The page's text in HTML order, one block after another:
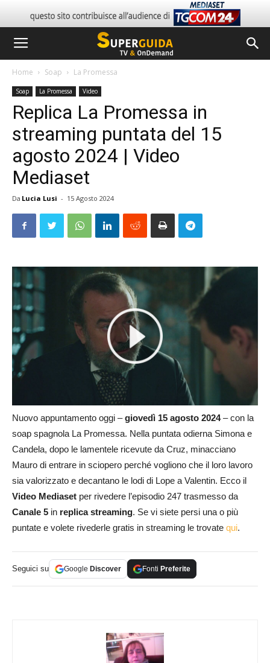
Home Soap La Promessa
Soap La Promessa Video
Replica La Promessa in
streaming puntata del 15
agosto 2024 | Video
Mediaset
Da Lucia Lusi - 15 Agosto 2024
Nuovo appuntamento oggi –giovedì 15 agosto 2024– con la
soap spagnola La Promessa. Nella puntata odierna Simona e
Candela, dopo le lamentele ricevute da Cruz, minacciano
Mauro di entrare in sciopero perché vogliono che il loro lavoro
sia valorizzato e decantano le lodi di Lope a Valentin. Ecco il
Video Mediaset per rivedere l’episodio 247 trasmesso da
Canale 5 in replica streaming. Se vi siete persi una o più
puntate e volete rivederle gratis in streaming le trovate qui.
Seguici su Google Discover Fonti Preferite